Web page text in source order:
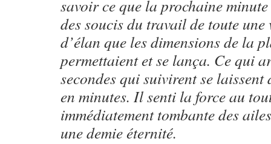
savoir ce que la prochaine
des soucis du travail de toute
d’élan que les dimensions de la
permettaient et se lança. Ce qui
secondes qui suivirent se
en minutes. Il senti la force au
immédiatement tombante des
une demie éternité.